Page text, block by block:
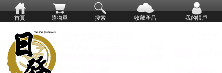
首頁 購物單 搜索 收藏產品 我的帳戶